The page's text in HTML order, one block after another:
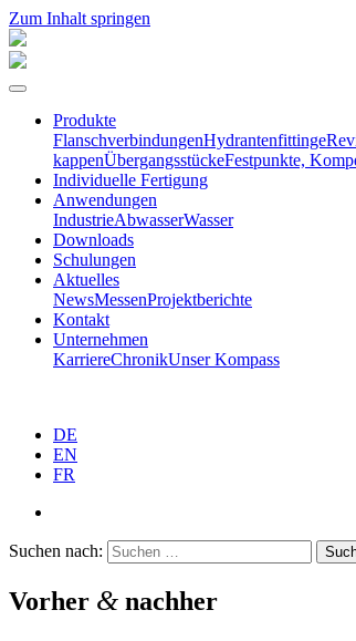
Zum Inhalt springen
Produkte
Flansch­ver­bin­dungenHydran­ten­fit­tinge
kappenÜbergangs­stückeFestpunkte,
Indivi­duelle Fertigung
Anwen­dungen
IndustrieAbwasserWasser
Downloads
Schulungen
Aktuelles
NewsMessenProjekt­be­richte
Kontakt
Unter­nehmen
KarriereChronikUnser Kompass
DE
EN
FR
Suchen nach:
Vorher & nachher